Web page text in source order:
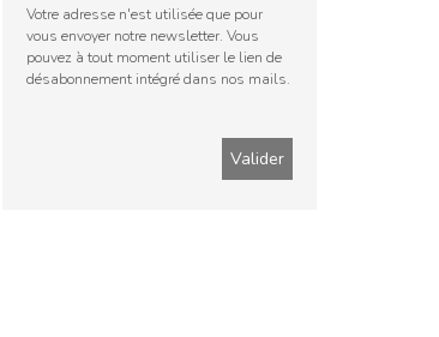
Votre adresse n'est utilisée que pour
vous envoyer notre newsletter. Vous
pouvez à tout moment utiliser le lien de
désabonnement intégré dans nos mails.